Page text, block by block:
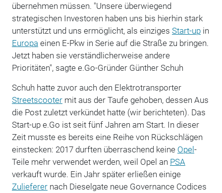
übernehmen müssen. "Unsere überwiegend
strategischen Investoren haben uns bis hierhin stark
unterstützt und uns ermöglicht, als einziges Start-upin
Europa einen E-Pkw in Serie auf die Straße zu bringen.
Jetzt haben sie verständlicherweise andere
Prioritäten", sagte e.Go-Gründer Günther Schuh
Schuh hatte zuvor auch den Elektrotransporter
Streetscootermit aus der Taufe gehoben, dessen Aus
die Post zuletzt verkündet hatte (wir berichteten). Das
Start-up e.Go ist seit fünf Jahren am Start. In dieser
Zeit musste es bereits eine Reihe von Rückschlägen
einstecken: 2017 durften überraschend keine Opel-
Teile mehr verwendet werden, weil Opel an PSA
verkauft wurde. Ein Jahr später erließen einige
Zulieferernach Dieselgate neue Governance Codices